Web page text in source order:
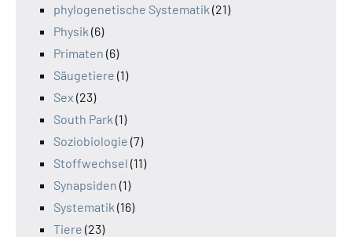
phylogenetische Systematik (21)
Physik (6)
Primaten (6)
Säugetiere (1)
Sex (23)
South Park (1)
Soziobiologie (7)
Stoffwechsel (11)
Synapsiden (1)
Systematik (16)
Tiere (23)